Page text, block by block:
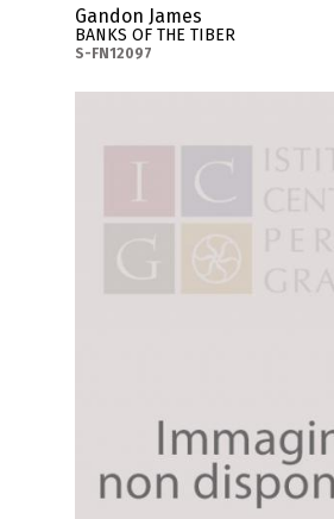
Gandon James
BANKS OF THE TIBER
S-FN12097